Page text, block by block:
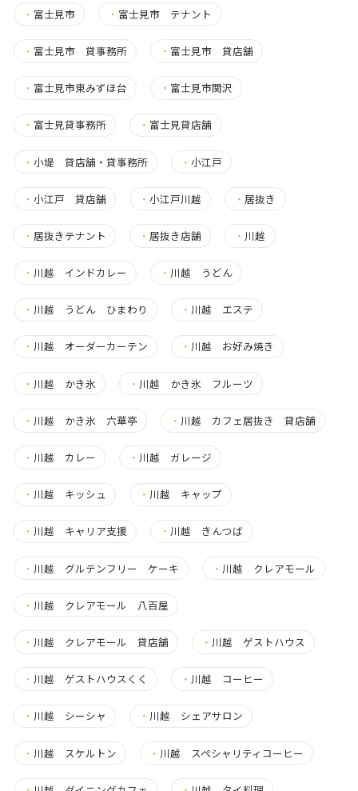
・ 富士見市 ・ 富士見市 テナント
・ 富士見市 貸事務所 ・ 富士見市 貸店舗
・ 富士見市東みずほ台 ・ 富士見市関沢
・ 富士見貸事務所 ・ 富士見貸店舗
・ 小堤 貸店舗・貸事務所 ・小江戸
・ 小江戸 貸店舗 ・小江戸川越 ・ 居抜き
・ 居抜きテナント ・居抜き店舗 ・ 川越
・ 川越 インドカレー ・ 川越 うどん
・ 川越 うどん ひまわり ・ 川越 エステ
・ 川越 オーダーカーテン ・ 川越 お好み焼き
・ 川越 かき氷 ・ 川越 かき氷 フルーツ
・ 川越 かき氷 六華亭 ・ 川越 カフェ居抜き 貸店舗
・ 川越 カレー ・ 川越 ガレージ
・ 川越 キッシュ ・ 川越 キャップ
・ 川越 キャリア支援 ・ 川越 きんつば
・ 川越 グルテンフリー ケーキ ・ 川越 クレアモール
・ 川越 クレアモール 八百屋
・ 川越 クレアモール 貸店舗 ・ 川越 ゲストハウス
・ 川越 ゲストハウスくく ・ 川越 コーヒー
・ 川越 シーシャ ・ 川越 シェアサロン
・ 川越 スケルトン ・ 川越 スペシャリティコーヒー